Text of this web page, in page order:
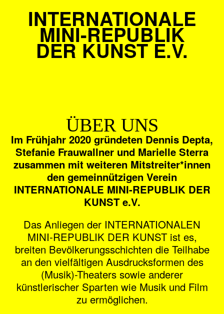
INTERNATIONALE
MINI-REPUBLIK
DER KUNST E.V.
ÜBER UNS
Im Frühjahr 2020 gründeten Dennis Depta,
Stefanie Frauwallner und Marielle Sterra
zusammen mit weiteren Mitstreiter*innen
den gemeinnützigen Verein
INTERNATIONALE MINI-REPUBLIK DER
KUNST e.V.
Das Anliegen der INTERNATIONALEN
MINI-REPUBLIK DER KUNSTist es,
breiten Bevölkerungsschichten die Teilhabe
an den vielfältigen Ausdrucksformen des
(Musik)-Theaters sowie anderer
künstlerischer Sparten wie Musik und Film
zu ermöglichen.